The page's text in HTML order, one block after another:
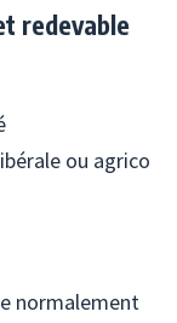
redevable
ou agrico
normalement